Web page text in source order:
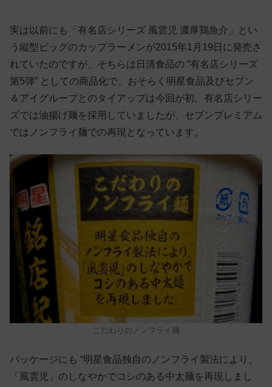
実は以前にも「有名店シリーズ 風雲児 濃厚鶏魚介」とい
う縦型ビッグのカップラーメンが2015年1月19日に発売さ
れていたのですが、そちらは日清食品の “有名店シリーズ
第5弾” としての商品化で、おそらく明星食品及びセブン
＆アイグループとのタイアップは今回が初。有名店シリー
ズでは油揚げ麺を採用していましたが、セブンプレミアム
ではノンフライ麺での再現となっています。
こだわりのノンフライ麺
パッケージにも “明星食品独自のノンフライ製法により、
「風雲児」のしなやかでコシのある中太麺を再現しまし